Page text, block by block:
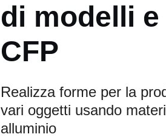
di modelli
CFP
Realizza forme per la
vari oggetti usando
alluminio